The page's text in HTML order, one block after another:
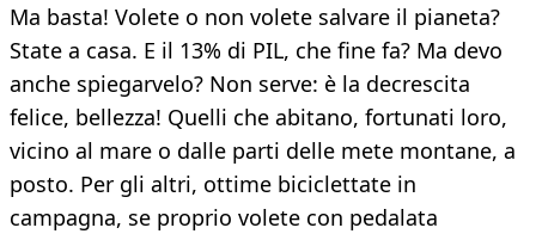
Ma basta! Volete o non volete salvare il pianeta?
State a casa. E il 13% di PIL, che fine fa? Ma devo
anche spiegarvelo? Non serve: è la decrescita
felice, bellezza! Quelli che abitano, fortunati loro,
vicino al mare o dalle parti delle mete montane, a
posto. Per gli altri, ottime biciclettate in
campagna, se proprio volete con pedalata